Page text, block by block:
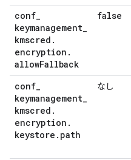
conf_
keymanagement_
kmscred .
encryption .
allowFallback
false
conf_
keymanagement_
kmscred .
encryption .
keystore . path
なし